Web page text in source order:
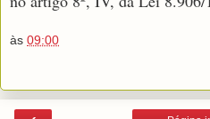
às 09:00